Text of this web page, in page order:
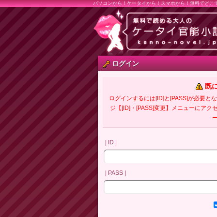
パソコンから！ケータイから！スマホから！無料でどこ
ログイン
既
ログインするには[ID]と[PASS]が必要と
ジ【[ID]・[PASS]変更】メニューにアク
| ID |
| PASS |